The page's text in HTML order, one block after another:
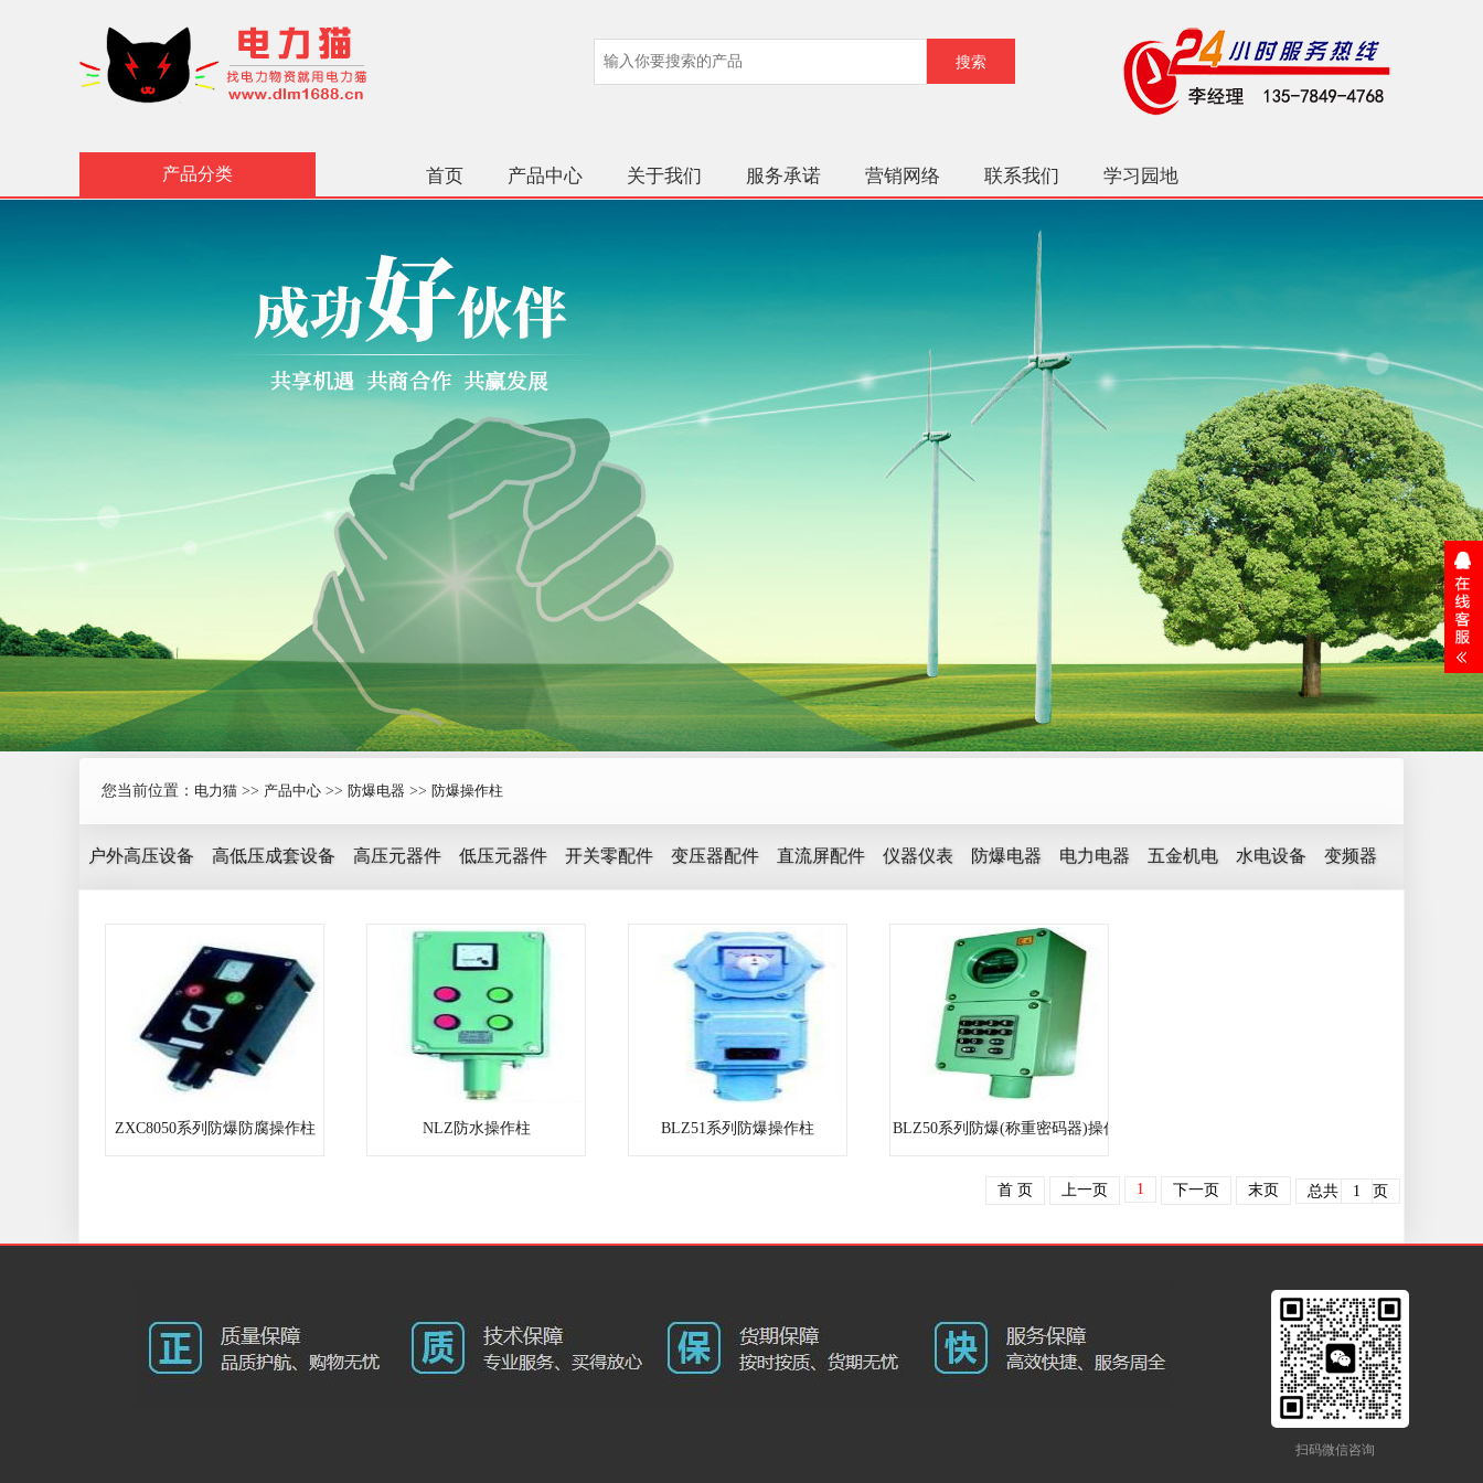
产品分类 首页 产品中心 关于我们 服务承诺 营销网络 联系我们 学习园地
您当前位置： 电力猫 >> 产品中心 >> 防爆电器 >> 防爆操作柱
户外高压设备 高低压成套设备 高压元器件 低压元器件 开关零配件 变压器配件 直流屏配件 仪器仪表 防爆电器 电力电器 五金机电 水电设备 变频器
ZXC8050系列防爆防腐操作柱 NLZ防水操作柱 BLZ51系列防爆操作柱 BLZ50系列防爆(称重密码器)操作柱
首 页 上一页 1 下一页 末页 总共 1 页
扫码微信咨询